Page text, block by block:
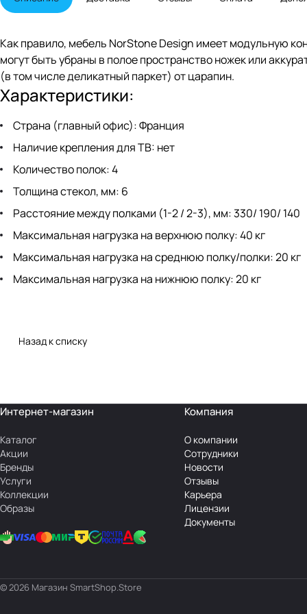
Как правило, мебель NorStone Design имеет модульную
могут быть убраны в полое пространство ножек или
(в том числе деликатный паркет) от царапин.
Характеристики:
Страна (главный офис): Франция
Наличие крепления для ТВ: нет
Количество полок: 4
Толщина стекол, мм: 6
Расстояние между полками (1-2 / 2-3), мм: 330/ 190/ 140
Максимальная нагрузка на верхнюю полку: 40 кг
Максимальная нагрузка на среднюю полку/полки: 20 кг
Максимальная нагрузка на нижнюю полку: 20 кг
Назад к списку
Интернет-магазин
Каталог
Акции
Бренды
Услуги
Коллекции
Образы
Компания
О компании
Сотрудники
Новости
Отзывы
Карьера
Лицензии
Документы
© 2026 Магазин SmartShop.Store